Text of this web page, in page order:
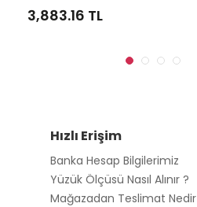
3,106.53TL
Hızlı Erişim
Banka Hesap Bilgilerimiz
Yüzük Ölçüsü Nasıl Alınır ?
Mağazadan Teslimat Nedir